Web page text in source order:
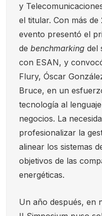
y
el titular. Con más de
evento presentó el
de benchmarking del
con ESAN, y
Flury, Óscar
Bruce, en un
tecnología al
negocios. La
profesionalizar la
alinear los sistemas
objetivos de las
energéticas.
Un año después, en